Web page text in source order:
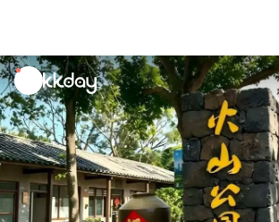
unread
notifications